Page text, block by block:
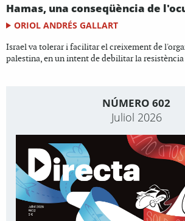
Hamas, una conseqüència de
ORIOL ANDRÉS GALLART
Israel va tolerar i facilitar el creixement de
palestina, en un intent de debilitar la
NÚMERO 602
Juliol 2026